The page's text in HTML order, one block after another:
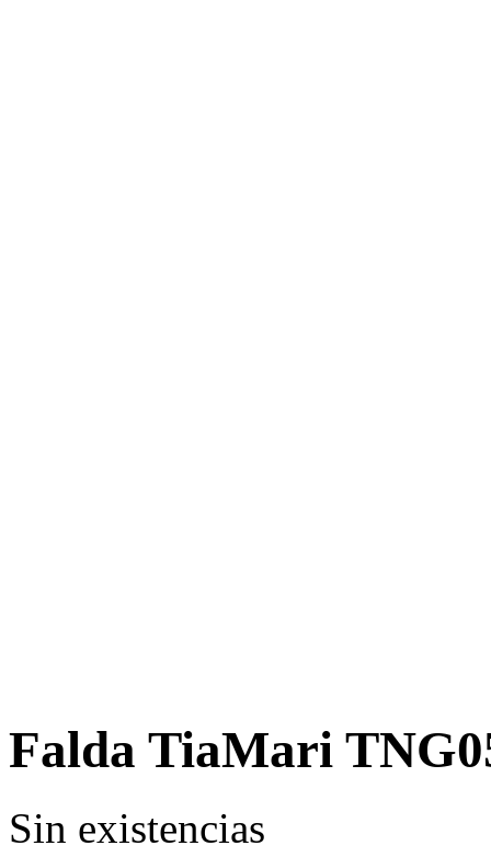
Falda TiaMari
Sin existencias